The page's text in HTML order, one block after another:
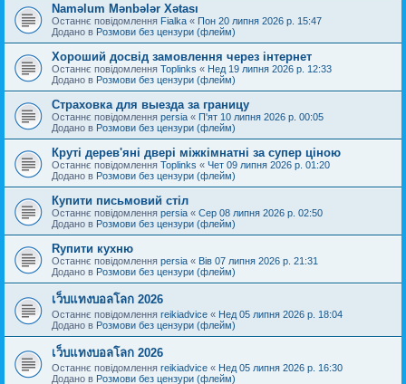
Naməlum Mənbələr Xətası
Останнє повідомлення Fialka « Пон 20 липня 2026 р. 15:47
Додано в Розмови без цензури (флейм)
Хороший досвід замовлення через інтернет
Останнє повідомлення Toplinks « Нед 19 липня 2026 р. 12:33
Додано в Розмови без цензури (флейм)
Страховка для выезда за границу
Останнє повідомлення persia « П'ят 10 липня 2026 р. 00:05
Додано в Розмови без цензури (флейм)
Круті дерев'яні двері міжкімнатні за супер ціною
Останнє повідомлення Toplinks « Чет 09 липня 2026 р. 01:20
Додано в Розмови без цензури (флейм)
Купити письмовий стіл
Останнє повідомлення persia « Сер 08 липня 2026 р. 02:50
Додано в Розмови без цензури (флейм)
Rупити кухню
Останнє повідомлення persia « Вів 07 липня 2026 р. 21:31
Додано в Розмови без цензури (флейм)
เว็บแทงบอลโลก 2026
Останнє повідомлення reikiadvice « Нед 05 липня 2026 р. 18:04
Додано в Розмови без цензури (флейм)
เว็บแทงบอลโลก 2026
Останнє повідомлення reikiadvice « Нед 05 липня 2026 р. 16:30
Додано в Розмови без цензури (флейм)